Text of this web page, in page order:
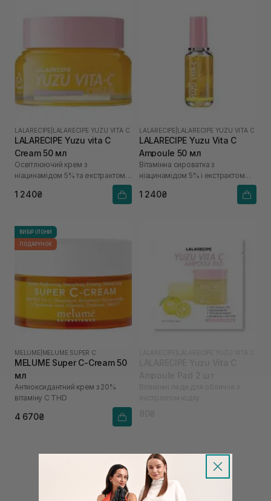
LALARECIPE LALARECIPE YUZU VITA C
LALARECIPE Yuzu vita C
Cream 50 мл
Освітлюючий крем з
ніацинамідом 5% та екстрактом
1 240₴
LALARECIPE LALARECIPE YUZU VITA C
LALARECIPE Yuzu Vita C
Ampoule 50 мл
Вітамінна сироватка з
ніацинамідом 5% і екстрактом
1 240₴
ВИБІР ІЛОНИ
ПОДАРУНОК
MELUME MELUME SUPER C
MELUME Super C-Cream 50
мл
Антиоксидантний крем з 20%
вітаміну С THD
4 670₴